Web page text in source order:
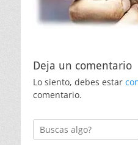
Deja un comentario
Lo siento, debes estar
comentario.
Buscar: